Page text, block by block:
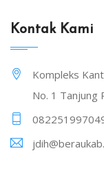
Kontak Kami
Kompleks
No. 1 Tanjung